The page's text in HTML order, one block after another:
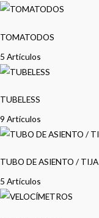
TOMATODOS
5 Artículos
TUBELESS
9 Artículos
TUBO DE ASIENTO / TIJA
5 Artículos